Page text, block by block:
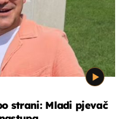
strani: Mladi pjevač